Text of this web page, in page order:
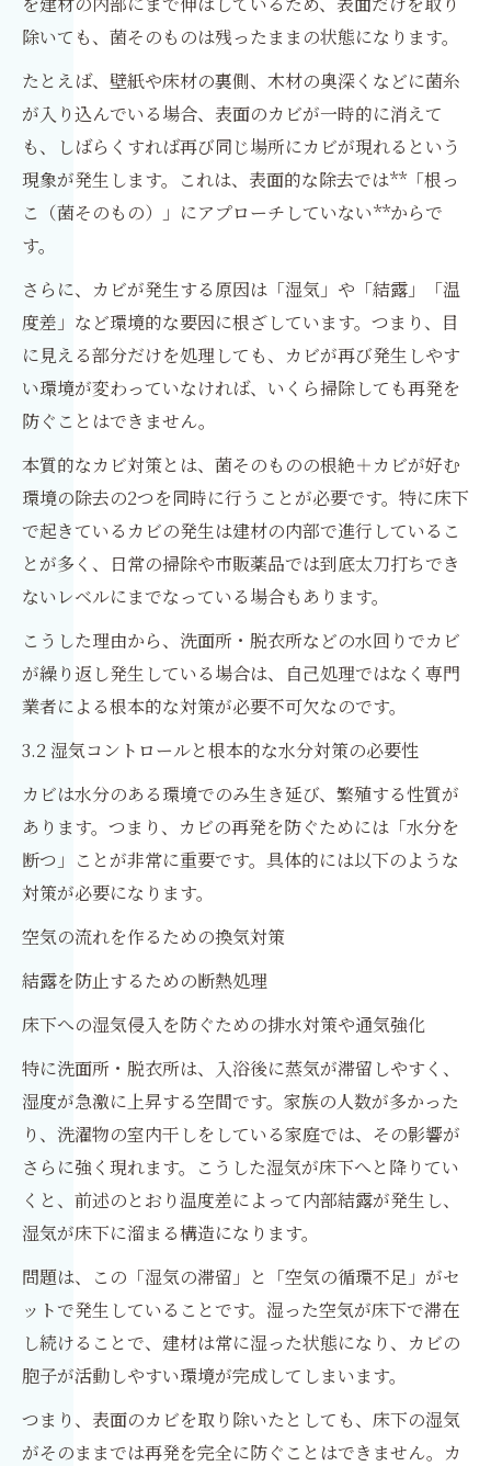
除いても、菌そのものは残ったままの状態になります。
たとえば、壁紙や床材の裏側、木材の奥深くなどに菌糸
が入り込んでいる場合、表面のカビが一時的に消えて
も、しばらくすれば再び同じ場所にカビが現れるという
現象が発生します。これは、表面的な除去では**「根っ
こ（菌そのもの）」にアプローチしていない**からで
す。
さらに、カビが発生する原因は「湿気」や「結露」「温
度差」など環境的な要因に根ざしています。つまり、目
に見える部分だけを処理しても、カビが再び発生しやす
い環境が変わっていなければ、いくら掃除しても再発を
防ぐことはできません。
本質的なカビ対策とは、菌そのものの根絶＋カビが好む
環境の除去の2つを同時に行うことが必要です。特に床下
で起きているカビの発生は建材の内部で進行しているこ
とが多く、日常の掃除や市販薬品では到底太刀打ちでき
ないレベルにまでなっている場合もあります。
こうした理由から、洗面所・脱衣所などの水回りでカビ
が繰り返し発生している場合は、自己処理ではなく専門
業者による根本的な対策が必要不可欠なのです。
3.2 湿気コントロールと根本的な水分対策の必要性
カビは水分のある環境でのみ生き延び、繁殖する性質が
あります。つまり、カビの再発を防ぐためには「水分を
断つ」ことが非常に重要です。具体的には以下のような
対策が必要になります。
空気の流れを作るための換気対策
結露を防止するための断熱処理
床下への湿気侵入を防ぐための排水対策や通気強化
特に洗面所・脱衣所は、入浴後に蒸気が滞留しやすく、
湿度が急激に上昇する空間です。家族の人数が多かった
り、洗濯物の室内干しをしている家庭では、その影響が
さらに強く現れます。こうした湿気が床下へと降りてい
くと、前述のとおり温度差によって内部結露が発生し、
湿気が床下に溜まる構造になります。
問題は、この「湿気の滞留」と「空気の循環不足」がセ
ットで発生していることです。湿った空気が床下で滞在
し続けることで、建材は常に湿った状態になり、カビの
胞子が活動しやすい環境が完成してしまいます。
つまり、表面のカビを取り除いたとしても、床下の湿気
がそのままでは再発を完全に防ぐことはできません。カ